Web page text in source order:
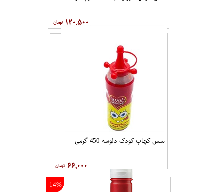
۱۲۰,۵۰۰
سس کچاپ کودک دلوسه 450 گرمی
۶۶,۰۰۰
14%